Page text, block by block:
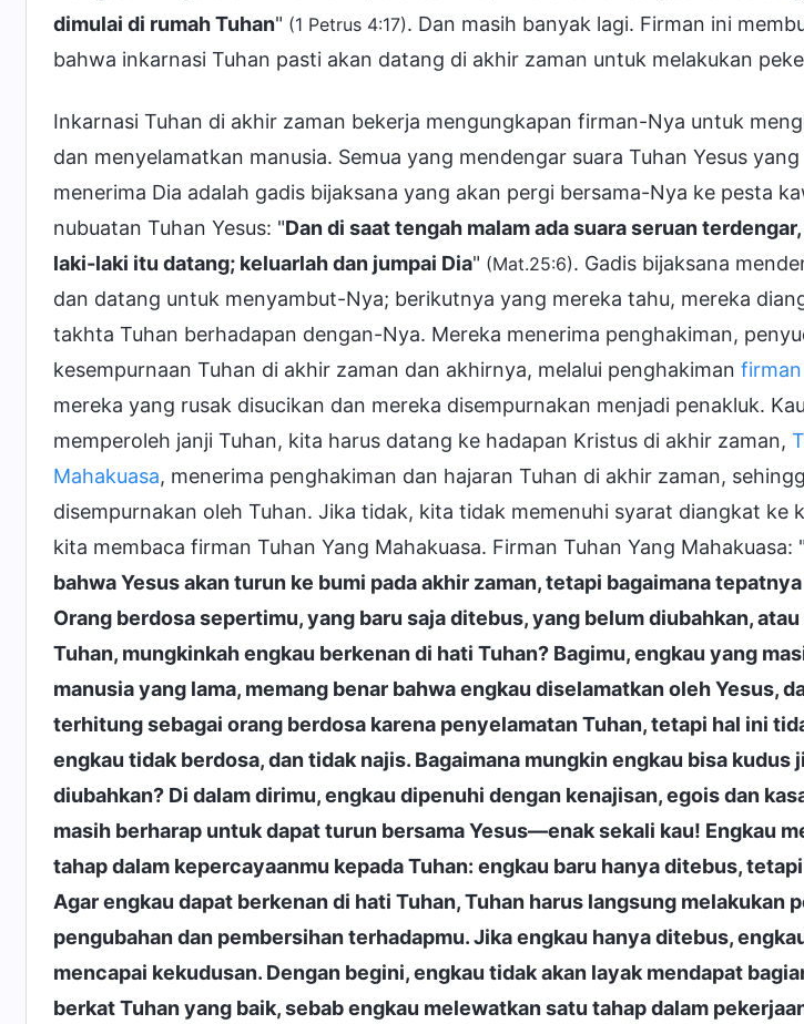
dimulai di rumah Tuhan" (1 Petrus 4:17). Dan masih banyak lagi. Firman ini
bahwa inkarnasi Tuhan pasti akan datang di akhir zaman untuk melakukan
Inkarnasi Tuhan di akhir zaman bekerja mengungkapan firman-Nya untuk
dan menyelamatkan manusia. Semua yang mendengar suara Tuhan Yesus
menerima Dia adalah gadis bijaksana yang akan pergi bersama-Nya ke pesta
nubuatan Tuhan Yesus: "Dan di saat tengah malam ada suara seruan
laki-laki itu datang; keluarlah dan jumpai Dia" (Mat.25:6). Gadis bijaksana
dan datang untuk menyambut-Nya; berikutnya yang mereka tahu, mereka
takhta Tuhan berhadapan dengan-Nya. Mereka menerima penghakiman,
kesempurnaan Tuhan di akhir zaman dan akhirnya, melalui penghakiman
mereka yang rusak disucikan dan mereka disempurnakan menjadi penakluk.
memperoleh janji Tuhan, kita harus datang ke hadapan Kristus di akhir zaman,
Mahakuasa, menerima penghakiman dan hajaran Tuhan di akhir zaman,
disempurnakan oleh Tuhan. Jika tidak, kita tidak memenuhi syarat diangkat ke
kita membaca firman Tuhan Yang Mahakuasa. Firman Tuhan Yang Mahakuasa: "
bahwa Yesus akan turun ke bumi pada akhir zaman, tetapi bagaimana
Orang berdosa sepertimu, yang baru saja ditebus, yang belum diubahkan,
Tuhan, mungkinkah engkau berkenan di hati Tuhan? Bagimu, engkau yang
manusia yang lama, memang benar bahwa engkau diselamatkan oleh Yesus,
terhitung sebagai orang berdosa karena penyelamatan Tuhan, tetapi hal ini
engkau tidak berdosa, dan tidak najis. Bagaimana mungkin engkau bisa kudus
diubahkan? Di dalam dirimu, engkau dipenuhi dengan kenajisan, egois dan
masih berharap untuk dapat turun bersama Yesus—enak sekali kau! Engkau
tahap dalam kepercayaanmu kepada Tuhan: engkau baru hanya ditebus,
Agar engkau dapat berkenan di hati Tuhan, Tuhan harus langsung melakukan
pengubahan dan pembersihan terhadapmu. Jika engkau hanya ditebus,
mencapai kekudusan. Dengan begini, engkau tidak akan layak mendapat
berkat Tuhan yang baik, sebab engkau melewatkan satu tahap dalam